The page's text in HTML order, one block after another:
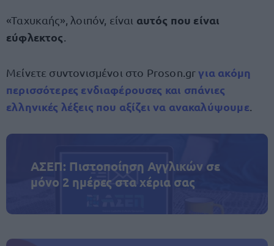
«Ταχυκαής», λοιπόν, είναι αυτός που είναι
εύφλεκτος
Μείνετε συντονισμένοι στο Proson.grγια ακόμη
περισσότερες ενδιαφέρουσες και σπάνιες
ελληνικές λέξεις που αξίζει να ανακαλύψουμε
ΑΣΕΠ: Πιστοποίηση Αγγλικών σε
μόνο 2 ημέρες στα χέρια σας